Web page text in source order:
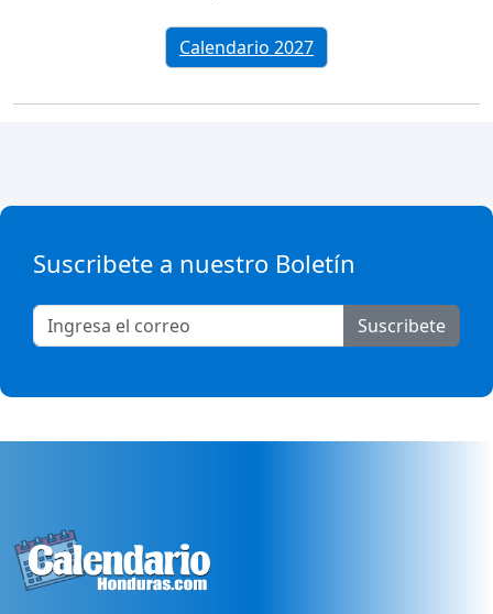
Calendario 2027
Suscribete a nuestro Boletín
Suscribete